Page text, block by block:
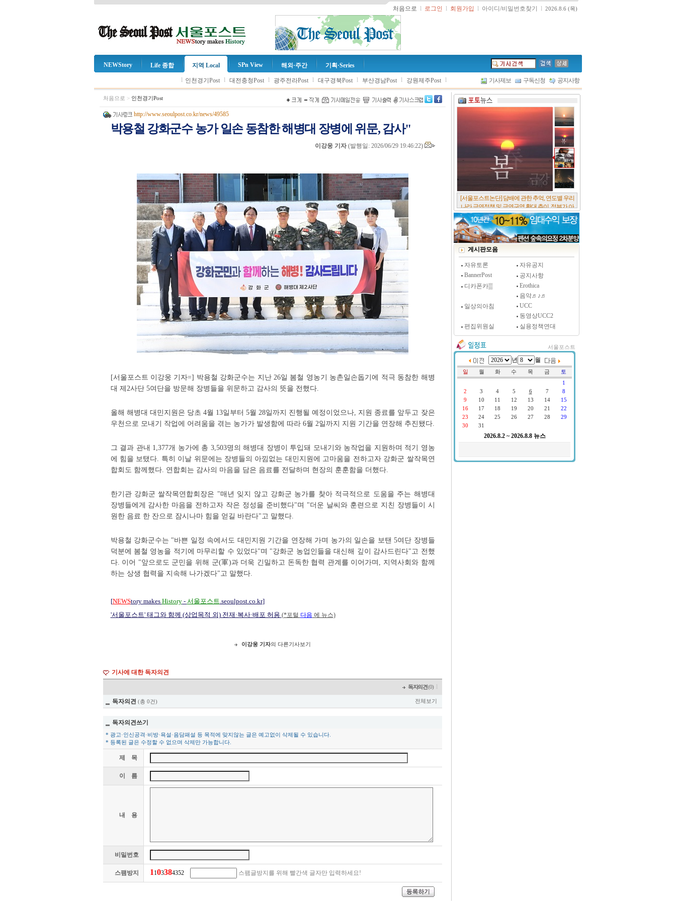
처음으로 l 로그인 l 회원가입 l 아이디/비밀번호찾기 l 2026.8.6 (목)
NEWStory Life 종합 지역 Local SPn View 해외·주간 기획·Series
l 인천경기Post l 대전충청Post l 광주전라Post l 대구경북Post l 부산경남Post l 강원제주Post l 기사제보 구독신청 공지사항
처음으로 > 인천경기Post
http://www.seoulpost.co.kr/news/49585
박용철 강화군수 농가 일손 동참한 해병대 장병에 위문, 감사"
이강웅 기자(발행일: 2026/06/29 19:46:22)
[서울포스트 이강웅 기자=] 박용철 강화군수는 지난 26일 봄철 영농기 농촌일손돕기에 적극 동참한 해병
대 제2사단 5여단을 방문해 장병들을 위문하고 감사의 뜻을 전했다.
올해 해병대 대민지원은 당초 4월 13일부터 5월 28일까지 진행될 예정이었으나, 지원 종료를 앞두고 잦은
우천으로 모내기 작업에 어려움을 겪는 농가가 발생함에 따라 6월 2일까지 지원 기간을 연장해 추진됐다.
그 결과 관내 1,377개 농가에 총 3,503명의 해병대 장병이 투입돼 모내기와 농작업을 지원하며 적기 영농
에 힘을 보탰다. 특히 이날 위문에는 장병들의 아낌없는 대민지원에 고마움을 전하고자 강화군 쌀작목연
합회도 함께했다. 연합회는 감사의 마음을 담은 음료를 전달하며 현장의 훈훈함을 더했다.
한기관 강화군 쌀작목연합회장은 "매년 잊지 않고 강화군 농가를 찾아 적극적으로 도움을 주는 해병대
장병들에게 감사한 마음을 전하고자 작은 정성을 준비했다"며 "더운 날씨와 훈련으로 지친 장병들이 시
원한 음료 한 잔으로 잠시나마 힘을 얻길 바란다"고 말했다.
박용철 강화군수는 "바쁜 일정 속에서도 대민지원 기간을 연장해 가며 농가의 일손을 보탠 5여단 장병들
덕분에 봄철 영농을 적기에 마무리할 수 있었다"며 "강화군 농업인들을 대신해 깊이 감사드린다"고 전했
다. 이어 "앞으로도 군민을 위해 군(軍)과 더욱 긴밀하고 돈독한 협력 관계를 이어가며, 지역사회와 함께
하는 상생 협력을 지속해 나가겠다"고 말했다.
[NEWStory makes History- 서울포스트.seoulpost.co.kr]
'서울포스트' 태그와 함께 (상업목적 외) 전재·복사·배포 허용 (*포털 다음 에 뉴스)
이강웅 기자의 다른기사보기
기사에 대한 독자의견
독자의견(0)
독자의견 (총 0건) 전체보기
독자의견쓰기
* 광고·인신공격·비방·욕설·음담패설 등 목적에 맞지않는 글은 예고없이 삭제될 수 있습니다.
* 등록된 글은 수정할 수 없으며 삭제만 가능합니다.
제 목
이 름
내 용
비밀번호
스팸방지 1 103384352 스팸글방지를 위해 빨간색 글자만 입력하세요!
[서울포스트논단] 담배에 관한 추억, 연도별 우리
나라 금연정책 및 금연구역 확대 추이, 정부가 아
무리 더 해롭다고 사기를 쳐대도 피워 본 사람은
다 안다, 전자담배시장은 10년새 폭발적 증가세..
[시사저널 인터뷰] 윤방부 연세대 의대 명예교수,
"골초에게 전자담배를 허하라"
게시판모음
자유토론
자유공지
BannerPost
공지사항
디카폰카▒
Erothica
음악♬♪♬
일상의아침
UCC
동영상UCC2
편집위원실
실용정책연대
서울포스트